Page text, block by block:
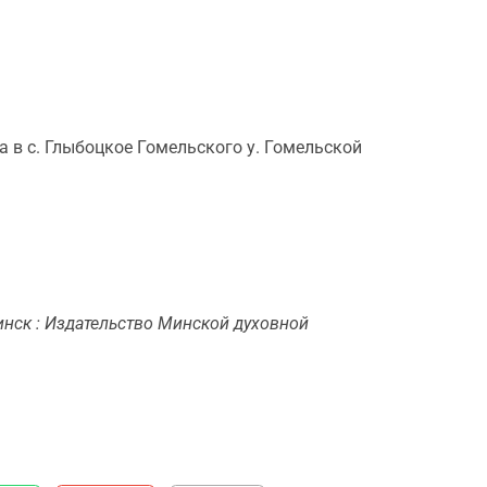
с. Глыбоцкое Гомельского у. Гомельской
: Издательство Минской духовной